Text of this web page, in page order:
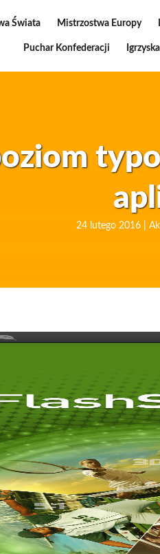
Świata Mistrzostwa Europy
Puchar Konfederacji Igrzyska
24 lutego 2016 |